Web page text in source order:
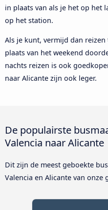
in plaats van als je het op het
op het station.
Als je kunt, vermijd dan
plaats van het weekend
nachts reizen is ook
naar Alicante zijn ook leger.
De populairste
Valencia naar Alicante
Dit zijn de meest geboekte
Valencia en Alicante van onze